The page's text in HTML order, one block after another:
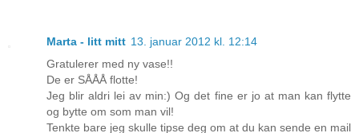
Marta - litt mitt 13. januar 2012 kl. 12:14
Gratulerer med ny vase!!
De er SÅÅÅ flotte!
Jeg blir aldri lei av min:) Og det fine er jo at man kan flytte
og bytte om som man vil!
Tenkte bare jeg skulle tipse deg om at du kan sende en mail